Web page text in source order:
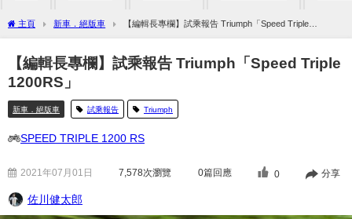
主頁 新車．絕版車
【編輯長專欄】試乘報告 Triumph「Speed Triple
1200RS」
【編輯長專欄】試乘報告 Triumph「Speed Triple
1200RS」
新車．絕版車 試乘報告 Triumph
SPEED TRIPLE 1200 RS
2021年07月01日 7,578次瀏覽 0篇回應 0 分享
佐川健太郎